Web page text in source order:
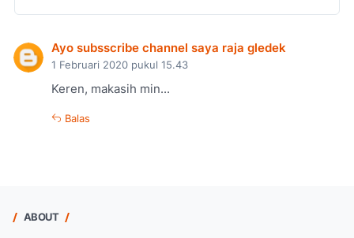
Ayo subsscribe channel saya raja gledek
1 Februari 2020 pukul 15.43
Keren, makasih min...
Balas
ABOUT